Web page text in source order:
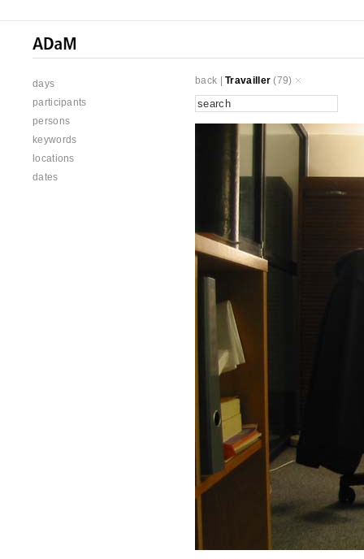
days
participants
persons
keywords
locations
dates
back |Travailler (79)